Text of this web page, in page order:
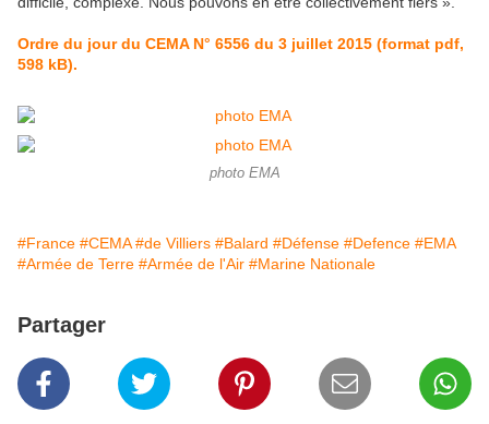
Ordre du jour du CEMA N° 6556 du 3 juillet 2015 (format pdf,
598 kB).
photo EMA
#France #CEMA #de Villiers #Balard #Défense #Defence #EMA
#Armée de Terre #Armée de l'Air #Marine Nationale
Partager